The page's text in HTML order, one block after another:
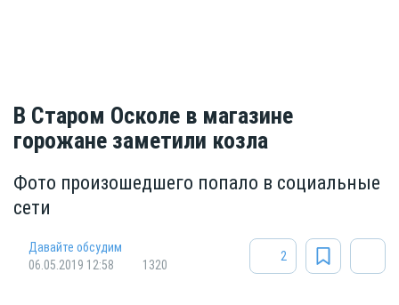
В Старом Осколе в магазине
горожане заметили козла
Фото произошедшего попало в социальные
сети
Давайте обсудим
06.05.2019 12:58
1320
2